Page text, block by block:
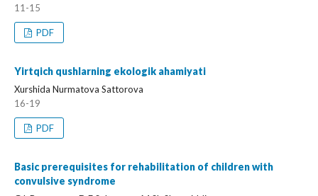
11-15
PDF
Yirtqich qushlarning ekologik ahamiyati
Xurshida Nurmatova Sattorova
16-19
PDF
Basic prerequisites for rehabilitation of children with
convulsive syndrome